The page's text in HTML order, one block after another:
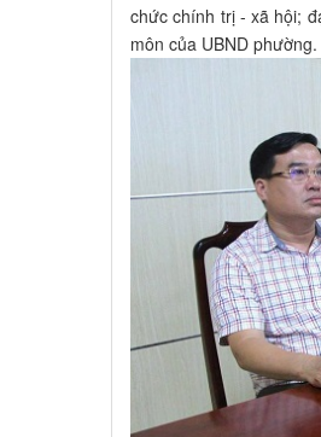
chức chính trị - xã hội;
môn của UBND phường.